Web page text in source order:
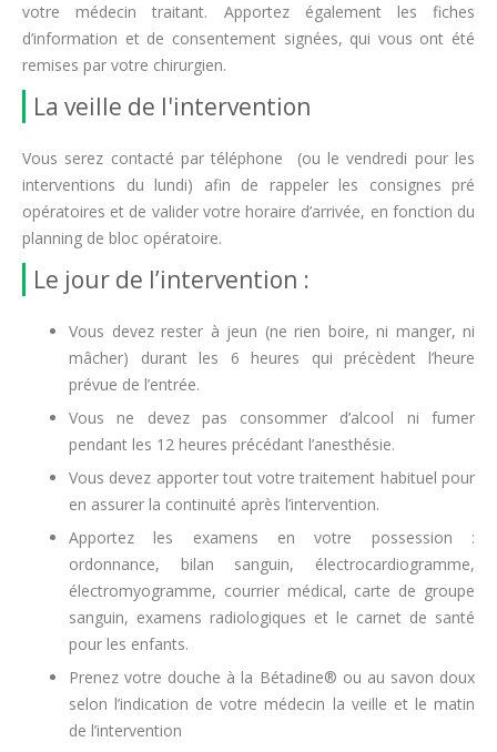
votre médecin traitant. Apportez également les fiches
d’information et de consentement signées, qui vous ont été
remises par votre chirurgien.
La veille de l'intervention
Vous serez contacté par téléphone (ou le vendredi pour les
interventions du lundi) afin de rappeler les consignes pré
opératoires et de valider votre horaire d’arrivée, en fonction du
planning de bloc opératoire.
Le jour de l’intervention :
Vous devez rester à jeun (ne rien boire, ni manger, ni
mâcher) durant les 6 heures qui précèdent l’heure
prévue de l’entrée.
Vous ne devez pas consommer d’alcool ni fumer
pendant les 12 heures précédant l’anesthésie.
Vous devez apporter tout votre traitement habituel pour
en assurer la continuité après l’intervention.
Apportez les examens en votre possession :
ordonnance, bilan sanguin, électrocardiogramme,
électromyogramme, courrier médical, carte de groupe
sanguin, examens radiologiques et le carnet de santé
pour les enfants.
Prenez votre douche à la Bétadine® ou au savon doux
selon l’indication de votre médecin la veille et le matin
de l’intervention